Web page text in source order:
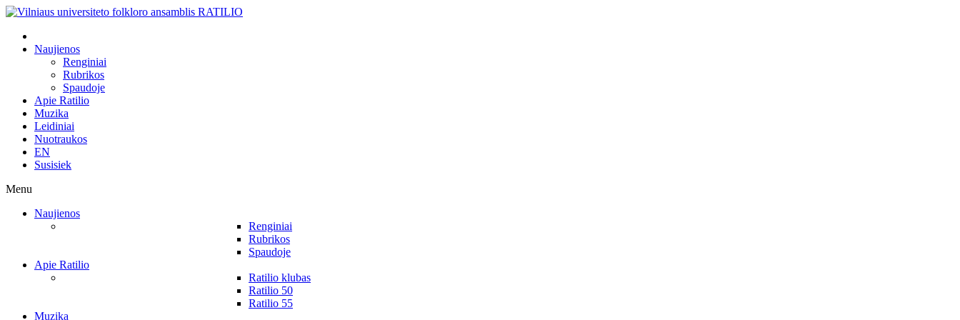
Naujienos
Renginiai
Rubrikos
Spaudoje
Apie Ratilio
Muzika
Leidiniai
Nuotraukos
EN
Susisiek
Menu
Naujienos
Renginiai
Rubrikos
Spaudoje
Apie Ratilio
Ratilio klubas
Ratilio 50
Ratilio 55
Muzika